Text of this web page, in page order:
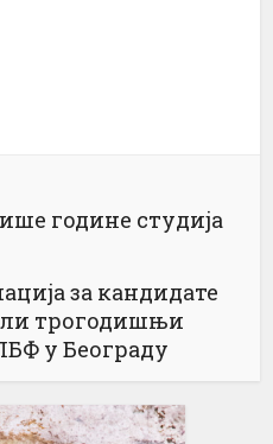
године студија
за кандидате
трогодишњи
у Београду